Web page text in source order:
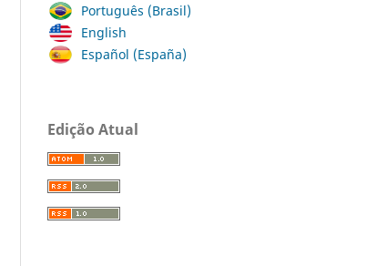
Português (Brasil)
English
Español (España)
Edição Atual